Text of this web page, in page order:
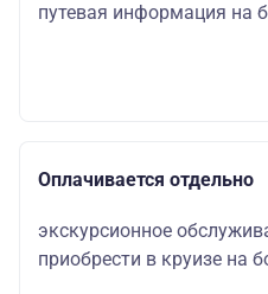
путевая информация на
Оплачивается отдельно
экскурсионное
приобрести в круизе на